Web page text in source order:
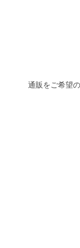
通販をご希望